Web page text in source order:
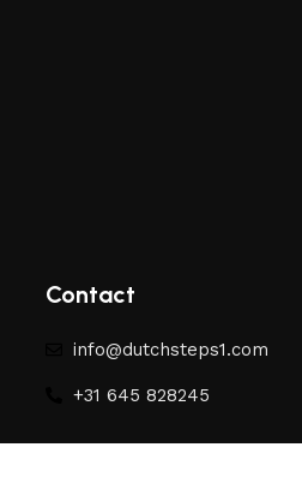
Contact
info@dutchsteps1.com
+31 645 828245